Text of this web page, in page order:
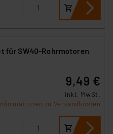
für SW40-Rohrmotoren
9,49 €
inkl. MwSt.
zu Versandkosten